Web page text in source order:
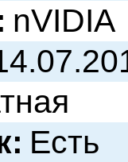
nVIDIA
Есть